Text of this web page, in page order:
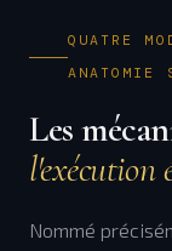
QUATRE
ANATOMIE
Les
l'exécution
Nommé